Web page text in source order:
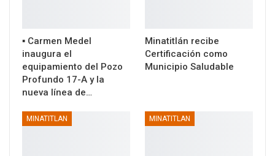
▪️ Carmen Medel
inaugura el
equipamiento del Pozo
Profundo 17-A y la
nueva línea de…
Minatitlán recibe
Certificación como
Municipio Saludable
MINATITLAN MINATITLAN